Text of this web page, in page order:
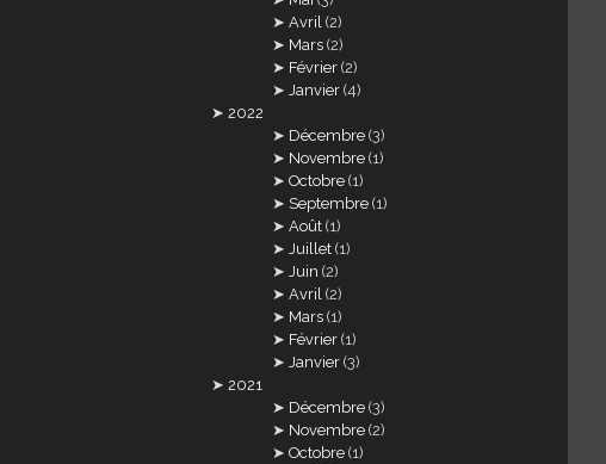
Avril (2)
Mars (2)
Février (2)
Janvier (4)
2022
Décembre (3)
Novembre (1)
Octobre (1)
Septembre (1)
Août (1)
Juillet (1)
Juin (2)
Avril (2)
Mars (1)
Février (1)
Janvier (3)
2021
Décembre (3)
Novembre (2)
Octobre (1)